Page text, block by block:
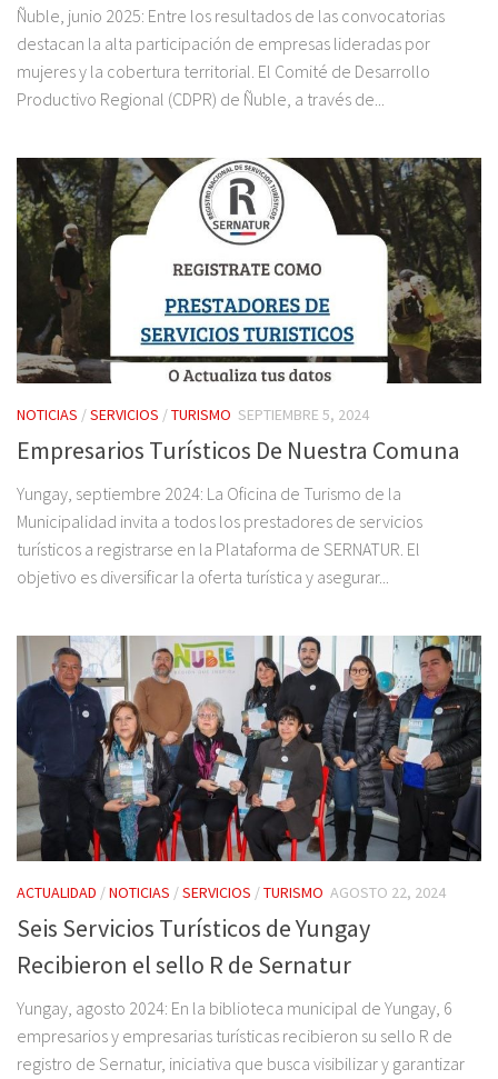
Ñuble, junio 2025: Entre los resultados de las convocatorias
destacan la alta participación de empresas lideradas por
mujeres y la cobertura territorial. El Comité de Desarrollo
Productivo Regional (CDPR) de Ñuble, a través de...
NOTICIAS /SERVICIOS /TURISMO SEPTIEMBRE 5, 2024
Empresarios Turísticos De Nuestra Comuna
Yungay, septiembre 2024: La Oficina de Turismo de la
Municipalidad invita a todos los prestadores de servicios
turísticos a registrarse en la Plataforma de SERNATUR. El
objetivo es diversificar la oferta turística y asegurar...
ACTUALIDAD /NOTICIAS /SERVICIOS /TURISMO AGOSTO 22, 2024
Seis Servicios Turísticos de Yungay
Recibieron el sello R de Sernatur
Yungay, agosto 2024: En la biblioteca municipal de Yungay, 6
empresarios y empresarias turísticas recibieron su sello R de
registro de Sernatur, iniciativa que busca visibilizar y garantizar